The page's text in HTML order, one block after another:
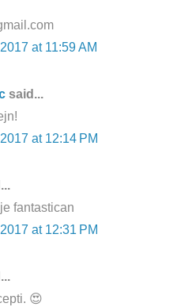
at 11:59 AM
said...
at 12:14 PM
fantastican
at 12:31 PM
😍